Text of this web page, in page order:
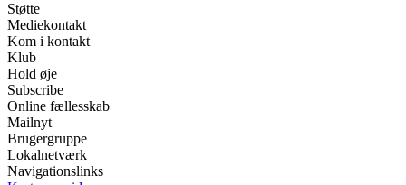
Støtte
Mediekontakt
Kom i kontakt
Klub
Hold øje
Subscribe
Online fællesskab
Mailnyt
Brugergruppe
Lokalnetværk
Navigationslinks